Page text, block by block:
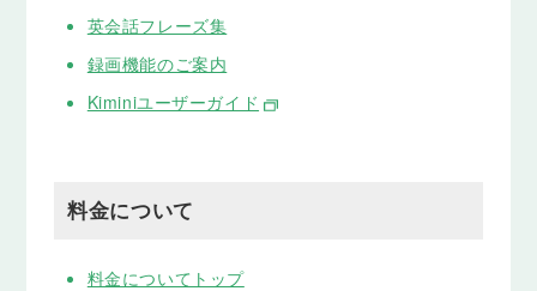
英会話フレーズ集
録画機能のご案内
Kiminiユーザーガイド
料金について
料金についてトップ